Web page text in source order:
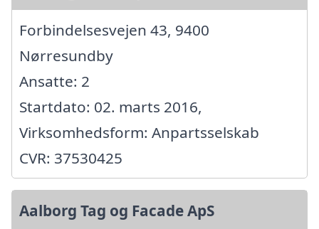
Forbindelsesvejen 43, 9400
Nørresundby
Ansatte: 2
Startdato: 02. marts 2016,
Virksomhedsform: Anpartsselskab
CVR: 37530425
Aalborg Tag og Facade ApS